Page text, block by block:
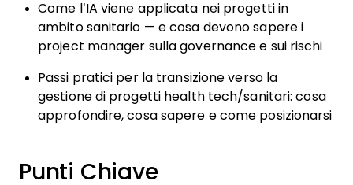
Come l’IA viene applicata nei progetti in
ambito sanitario — e cosa devono sapere i
project manager sulla governance e sui rischi
Passi pratici per la transizione verso la
gestione di progetti health tech/sanitari: cosa
approfondire, cosa sapere e come posizionarsi
Punti Chiave